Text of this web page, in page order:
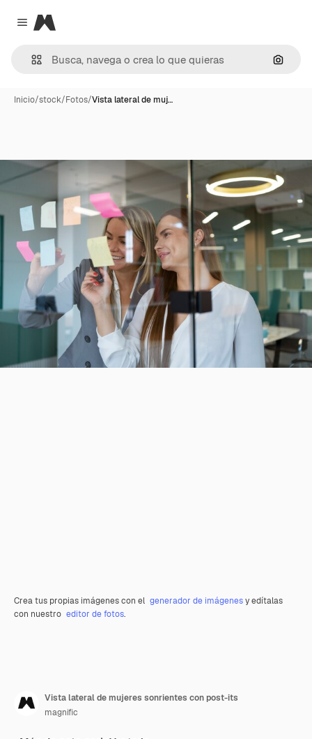
Close menu
Magnific
Inicio/stock/Fotos/Vista lateral de muj…
Crea tus propias imágenes con el generador de imágenesy edítalas
con nuestro editor de fotos.
Vista lateral de mujeres sonrientes con post-its
magnific